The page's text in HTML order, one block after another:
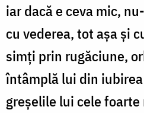
iar dacă e ceva mic,
cu vederea, tot așa și
simți prin rugăciune,
în­tâmplă lui din
greșelile lui cele